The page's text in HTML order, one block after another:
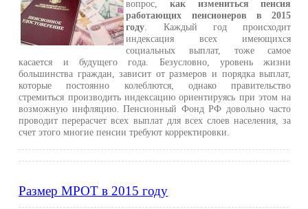
вопрос, как измениться пенсия
работающих пенсионеров в 2015
году . Каждый год происходит
индексация всех имеющихся
социальных выплат, тоже самое
касается и будущего года. Безусловно, уровень жизни
большинства граждан, зависит от размеров и порядка выплат,
которые постоянно колеблются, однако правительство
стремиться производить индексацию ориентируясь при этом на
возможную инфляцию. Пенсионный Фонд РФ довольно часто
проводит перерасчет всех выплат для всех слоев населения, за
счет этого многие пенсии требуют корректировки.
Размер МРОТ в 2015 году